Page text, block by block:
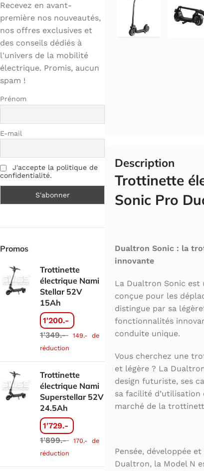
Recevez en avant-
première nos nouveautés,
nos offres exclusives et
des conseils dédiés à
l'univers de la mobilité
électrique. Promis, aucun
spam !
Prénom
E-mail
J'accepte la politique de
confidentialité.
Promos
Trottinette
électrique Nami
Stellar 52V
15Ah
1'200.-
1'349.- 149.- de
réduction
Trottinette
électrique Nami
Superstellar 52V
24.5Ah
1'729.-
1'899.- 170.- de
réduction
Description
Trottinette
Sonic Pro
Dualtron Sonic : la
innovante
La Dualtron Sonic
conçue pour les
distingue par sa
fonctionnalités
conduite unique.
Vous cherchez une
et légère ? La
design futuriste, ses
sa facilité
marché de la
Pensée, développée
Dualtron, la Model N